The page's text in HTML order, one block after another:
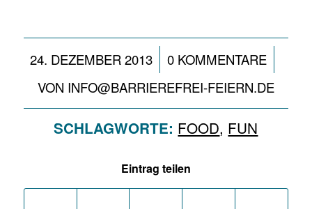
24. DEZEMBER 2013
/ 0 KOMMENTARE
/
VON INFO@BARRIEREFREI-FEIERN.DE
SCHLAGWORTE: FOOD, FUN
Eintrag teilen